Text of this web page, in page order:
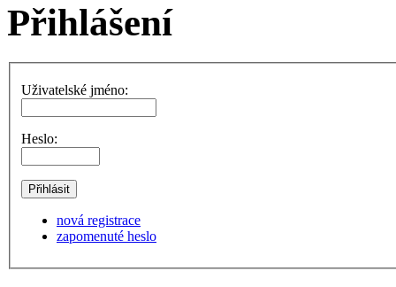
Přihlášení
Uživatelské jméno:
Heslo:
nová registrace
zapomenuté heslo